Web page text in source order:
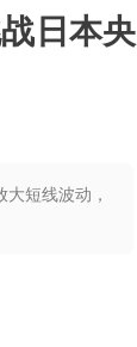
日本央
短线波动，